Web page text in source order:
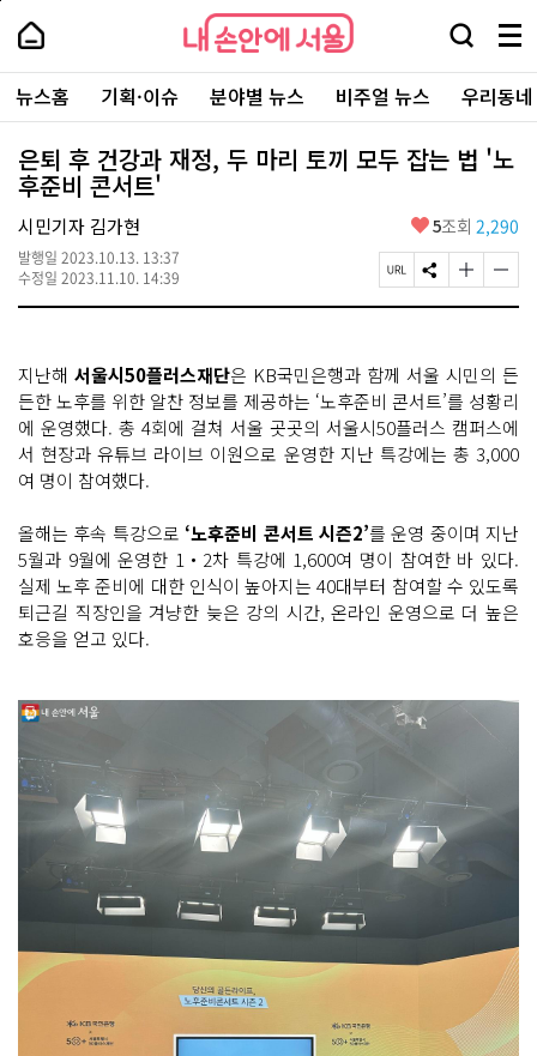
본
로
가
내
손
안
에
서
울
-
서
울
시
대
표
소
통
포
내
손
에
울
검
창
열
기
메
뉴
전
체
보
주
요
서
뉴스홈 기획·이슈 분야별 뉴스 비주얼 뉴스 우리동
은퇴 후 건강과 재정, 두 마리 토끼 모두 잡는 법 '노
후준비 콘서트'
시민기자 김가현
발행일 2023.10.13. 13:37
수정일 2023.11.10. 14:39
좋
요
5조회 2,290
페
이
R
L
복
사
S
N
하
기
글
자
게
변
경
하
기
글
자
게
변
경
하
기
지난해 서울시50플러스재단은 KB국민은행과 함께 서울 시민의 든
든한 노후를 위한 알찬 정보를 제공하는 ‘노후준비 콘서트’를 성황리
에 운영했다. 총 4회에 걸쳐 서울 곳곳의 서울시50플러스 캠퍼스에
서 현장과 유튜브 라이브 이원으로 운영한 지난 특강에는 총 3,000
여 명이 참여했다.
올해는 후속 특강으로 ‘노후준비 콘서트 시즌2’를 운영 중이며 지난
5월과 9월에 운영한 1‧2차 특강에 1,600여 명이 참여한 바 있다.
실제 노후 준비에 대한 인식이 높아지는 40대부터 참여할 수 있도록
퇴근길 직장인을 겨냥한 늦은 강의 시간, 온라인 운영으로 더 높은
호응을 얻고 있다.
페
상
단
로